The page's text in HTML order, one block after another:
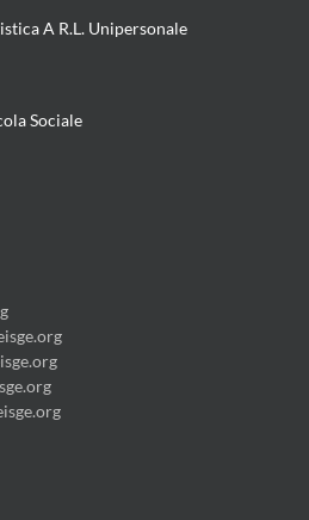
A R.L. Unipersonale
Sociale